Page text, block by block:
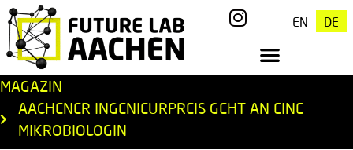
EN DE
MAGAZIN
AACHENER INGENIEURPREIS GEHT AN EINE
MIKROBIOLOGIN